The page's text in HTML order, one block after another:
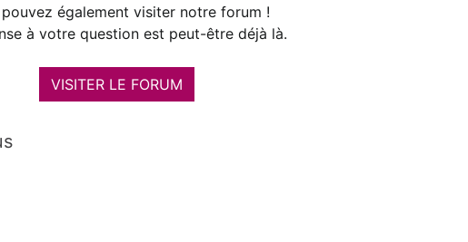
également visiter notre forum !
à votre question est peut-être déjà là.
VISITER LE FORUM